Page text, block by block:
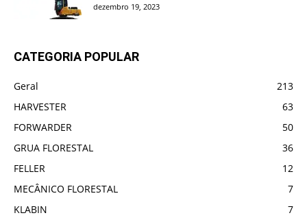
dezembro 19, 2023
CATEGORIA POPULAR
Geral
213
HARVESTER
63
FORWARDER
50
GRUA FLORESTAL
36
FELLER
12
MECÂNICO FLORESTAL
7
KLABIN
7